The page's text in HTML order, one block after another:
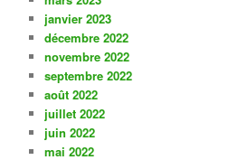
janvier 2023
décembre 2022
novembre 2022
septembre 2022
août 2022
juillet 2022
juin 2022
mai 2022